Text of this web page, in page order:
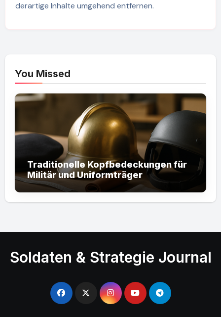
derartige Inhalte umgehend entfernen.
You Missed
Traditionelle Kopfbedeckungen für
Militär und Uniformträger
Soldaten & Strategie Journal